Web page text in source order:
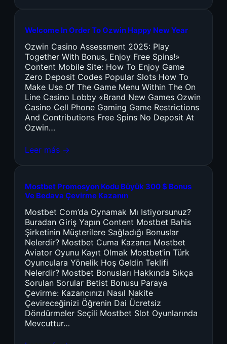
Welcome In Order To Ozwin Happy New Year
Ozwin Casino Assessment 2025: Play
Together With Bonus, Enjoy Free Spins!»
Content Mobile Site: How To Enjoy Game
Zero Deposit Codes Popular Slots How To
Make Use Of The Game Menu Within The On
Line Casino Lobby «Brand New Games Ozwin
Casino Cell Phone Gaming Game Restrictions
And Contributions Free Spins No Deposit At
Ozwin…
Leer más →
Mostbet Promosyon Kodu Büyük 300 $ Bonus
Ve Bedava Çevirme Kazanın
Mostbet Com’da Oynamak Mı Istiyorsunuz?
Buradan Giriş Yapın Content Mostbet Bahis
Şirketinin Müşterilere Sağladığı Bonuslar
Nelerdir? Mostbet Cuma Kazancı Mostbet
Aviator Oyunu Kayıt Olmak Mostbet’in Türk
Oyunculara Yönelik Hoş Geldin Teklifi
Nelerdir? Mostbet Bonusları Hakkında Sıkça
Sorulan Sorular Betist Bonusu Paraya
Çevirme: Kazancınızı Nasıl Nakite
Çevireceğinizi Öğrenin Dai Ücretsiz
Döndürmeler Seçili Mostbet Slot Oyunlarında
Mevcuttur…